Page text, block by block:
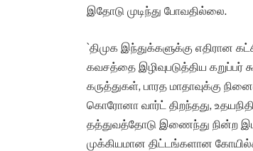
இதோடு முடிந்து போவதில்லை.
`திமுக இந்துக்களுக்கு எதிரான
கவசத்தை இழிவுபடுத்திய கறுப்பர்
கருத்துகள், பாரத மாதாவுக்கு
கொரோனா வார்ட் திறந்தது,
தத்துவத்தோடு இணைந்து நின்ற
முக்கியமான திட்டங்களான